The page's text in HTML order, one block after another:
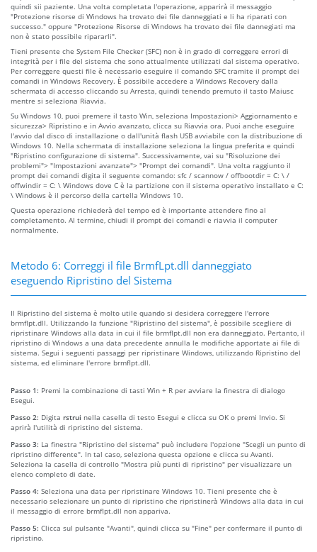
quindi sii paziente. Una volta completata l'operazione, apparirà il messaggio
"Protezione risorse di Windows ha trovato dei file danneggiati e li ha riparati con
successo." oppure "Protezione Risorse di Windows ha trovato dei file dannegiati ma
non è stato possibile ripararli".
Tieni presente che System File Checker (SFC) non è in grado di correggere errori di
integrità per i file del sistema che sono attualmente utilizzati dal sistema operativo.
Per correggere questi file è necessario eseguire il comando SFC tramite il prompt dei
comandi in Windows Recovery. È possibile accedere a Windows Recovery dalla
schermata di accesso cliccando su Arresta, quindi tenendo premuto il tasto Maiusc
mentre si seleziona Riavvia.
Su Windows 10, puoi premere il tasto Win, seleziona Impostazioni> Aggiornamento e
sicurezza> Ripristino e in Avvio avanzato, clicca su Riavvia ora. Puoi anche eseguire
l'avvio dal disco di installazione o dall'unità flash USB avviabile con la distribuzione di
Windows 10. Nella schermata di installazione seleziona la lingua preferita e quindi
"Ripristino configurazione di sistema". Successivamente, vai su "Risoluzione dei
problemi"> "Impostazioni avanzate"> "Prompt dei comandi". Una volta raggiunto il
prompt dei comandi digita il seguente comando: sfc / scannow / offbootdir = C: \ /
offwindir = C: \ Windows dove C è la partizione con il sistema operativo installato e C:
\ Windows è il percorso della cartella Windows 10.
Questa operazione richiederà del tempo ed è importante attendere fino al
completamento. Al termine, chiudi il prompt dei comandi e riavvia il computer
normalmente.
Metodo 6: Correggi il file BrmfLpt.dll danneggiato
eseguendo Ripristino del Sistema
Il Ripristino del sistema è molto utile quando si desidera correggere l'errore
brmflpt.dll. Utilizzando la funzione "Ripristino del sistema", è possibile scegliere di
ripristinare Windows alla data in cui il file brmflpt.dll non era danneggiato. Pertanto, il
ripristino di Windows a una data precedente annulla le modifiche apportate ai file di
sistema. Segui i seguenti passaggi per ripristinare Windows, utilizzando Ripristino del
sistema, ed eliminare l'errore brmflpt.dll.
Passo 1: Premi la combinazione di tasti Win + R per avviare la finestra di dialogo
Esegui.
Passo 2: Digita rstrui nella casella di testo Esegui e clicca su OK o premi Invio. Si
aprirà l'utilità di ripristino del sistema.
Passo 3: La finestra "Ripristino del sistema" può includere l'opzione "Scegli un punto di
ripristino differente". In tal caso, seleziona questa opzione e clicca su Avanti.
Seleziona la casella di controllo "Mostra più punti di ripristino" per visualizzare un
elenco completo di date.
Passo 4: Seleziona una data per ripristinare Windows 10. Tieni presente che è
necessario selezionare un punto di ripristino che ripristinerà Windows alla data in cui
il messaggio di errore brmflpt.dll non appariva.
Passo 5: Clicca sul pulsante "Avanti", quindi clicca su "Fine" per confermare il punto di
ripristino.